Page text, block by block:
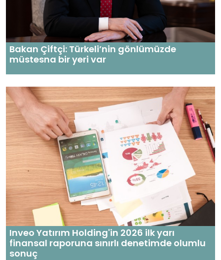
Bakan Çiftçi: Türkeli’nin gönlümüzde
müstesna bir yeri var
Inveo Yatırım Holding'in 2026 ilk yarı
finansal raporuna sınırlı denetimde olumlu
sonuç